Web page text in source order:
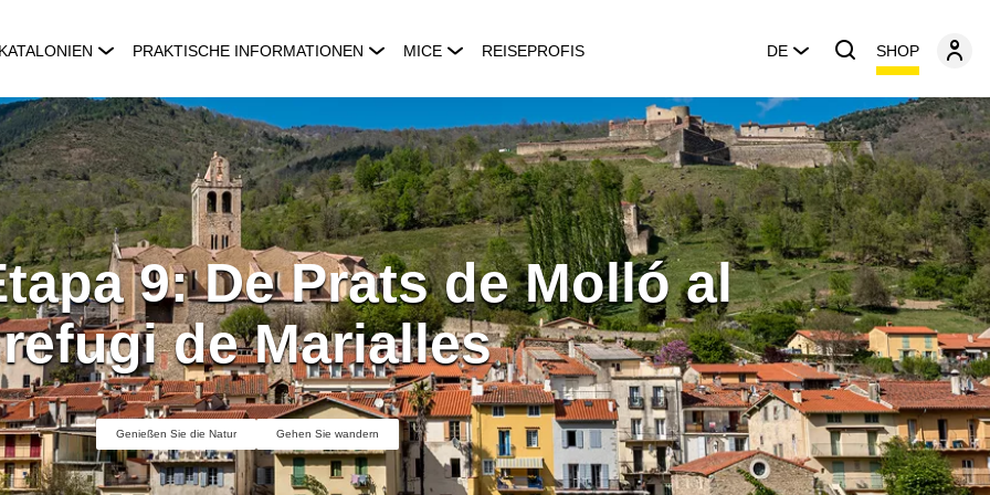
PRAKTISCHE INFORMATIONEN MICE REISEPROFIS DE SHOP
9: De Prats de Molló al
refugi de Marialles
Genießen Sie die Natur Gehen Sie wandern